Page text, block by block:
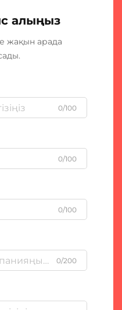
алыңыз
жақын арада
0/100
0/100
0/100
0/200